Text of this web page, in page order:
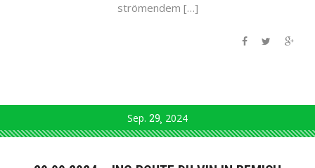
strömendem […]
Sep. 29 2024